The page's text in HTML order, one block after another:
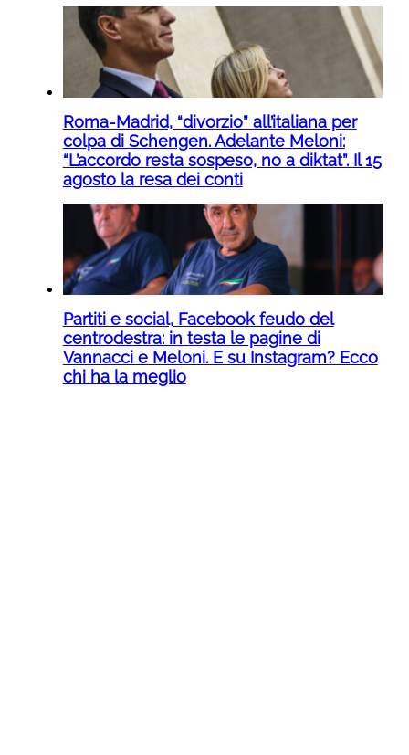
Roma-Madrid, “divorzio” all’italiana per
colpa di Schengen. Adelante Meloni:
“L’accordo resta sospeso, no a diktat”. Il 15
agosto la resa dei conti
Partiti e social, Facebook feudo del
centrodestra: in testa le pagine di
Vannacci e Meloni. E su Instagram? Ecco
chi ha la meglio